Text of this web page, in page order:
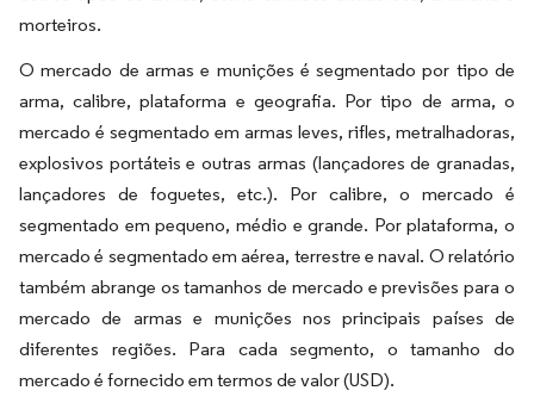
morteiros.
O mercado de armas e munições é segmentado por tipo de
arma, calibre, plataforma e geografia. Por tipo de arma, o
mercado é segmentado em armas leves, rifles, metralhadoras,
explosivos portáteis e outras armas (lançadores de granadas,
lançadores de foguetes, etc.). Por calibre, o mercado é
segmentado em pequeno, médio e grande. Por plataforma, o
mercado é segmentado em aérea, terrestre e naval. O relatório
também abrange os tamanhos de mercado e previsões para o
mercado de armas e munições nos principais países de
diferentes regiões. Para cada segmento, o tamanho do
mercado é fornecido em termos de valor (USD).